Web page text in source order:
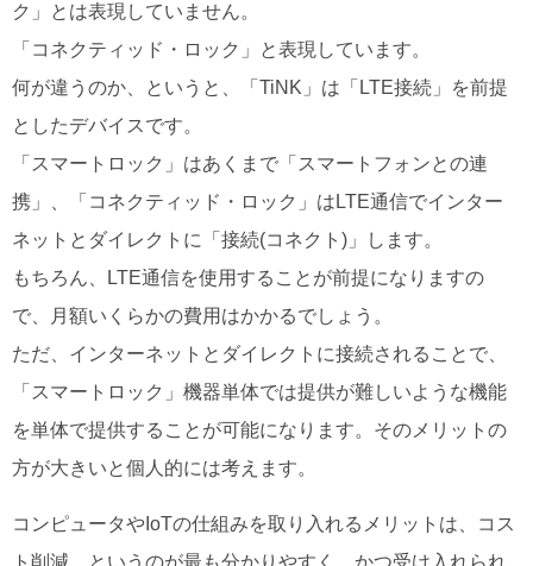
ク」とは表現していません。
「コネクティッド・ロック」と表現しています。
何が違うのか、というと、「TiNK」は「LTE接続」を前提
としたデバイスです。
「スマートロック」はあくまで「スマートフォンとの連
携」、「コネクティッド・ロック」はLTE通信でインター
ネットとダイレクトに「接続(コネクト)」します。
もちろん、LTE通信を使用することが前提になりますの
で、月額いくらかの費用はかかるでしょう。
ただ、インターネットとダイレクトに接続されることで、
「スマートロック」機器単体では提供が難しいような機能
を単体で提供することが可能になります。そのメリットの
方が大きいと個人的には考えます。
コンピュータやIoTの仕組みを取り入れるメリットは、コス
ト削減、というのが最も分かりやすく、かつ受け入れられ